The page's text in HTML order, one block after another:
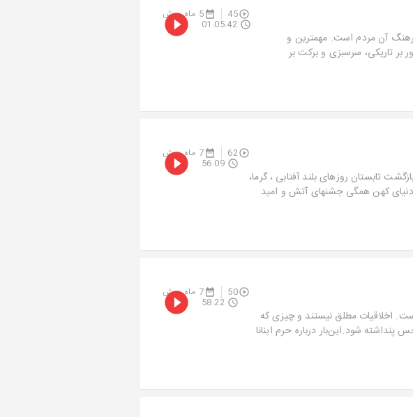
45 5 ماه پیش
آن مردم است. مهمترین و
بر تاریکی، سرسبزی و برکت بر
01:05:42
62 7 ماه پیش
تابستان روزهای بلند آفتابی ، گرما،
کهن همگی جشنهای آتش و امید
56:09
50 7 ماه پیش
اخلاقیات مطلق نیستند و چیزی که
شود.این‌بار درباره حرم اینانا
58:22